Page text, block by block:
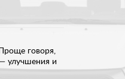
говоря,
улучшения и